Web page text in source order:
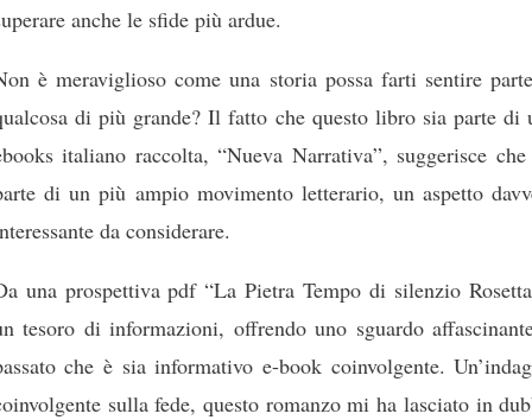
anche le sfide più ardue.
è meraviglioso come una storia possa farti sentire
di più grande? Il fatto che questo libro sia parte di
italiano raccolta, “Nueva Narrativa”, suggerisce
di un più ampio movimento letterario, un aspetto
da considerare.
una prospettiva pdf “La Pietra Tempo di silenzio
tesoro di informazioni, offrendo uno sguardo
che è sia informativo e-book coinvolgente.
sulla fede, questo romanzo mi ha lasciato in